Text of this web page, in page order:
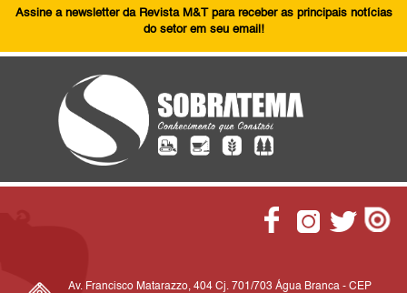
Assine a newsletter da Revista M&T para receber as principais notícias
do setor em seu email!
Av. Francisco Matarazzo, 404 Cj. 701/703 Água Branca - CEP